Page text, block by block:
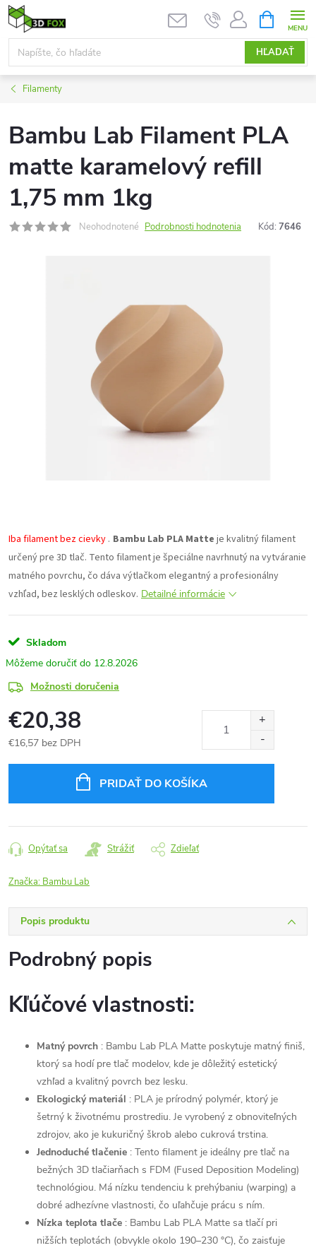
Prejsť
na
obsah
HĽADAŤ
KOŠÍK
Filamenty
Bambu Lab Filament PLA
matte karamelový refill
1,75 mm 1kg
Neohodnotené Podrobnosti hodnotenia Kód: 7646
Iba filament bez cievky . Bambu Lab PLA Matte je kvalitný filament
určený pre 3D tlač. Tento filament je špeciálne navrhnutý na vytváranie
matného povrchu, čo dáva výtlačkom elegantný a profesionálny
vzhľad, bez lesklých odleskov. Detailné informácie
Skladom
12.8.2026
Možnosti doručenia
€20,38
€16,57 bez DPH
PRIDAŤ DO KOŠÍKA
Opýtať sa Strážiť Zdieľať
Značka: Bambu Lab
Popis produktu
Podrobný popis
Kľúčové vlastnosti:
Matný povrch : Bambu Lab PLA Matte poskytuje matný finiš,
ktorý sa hodí pre tlač modelov, kde je dôležitý estetický
vzhľad a kvalitný povrch bez lesku.
Ekologický materiál : PLA je prírodný polymér, ktorý je
šetrný k životnému prostrediu. Je vyrobený z obnoviteľných
zdrojov, ako je kukuričný škrob alebo cukrová trstina.
Jednoduché tlačenie : Tento filament je ideálny pre tlač na
bežných 3D tlačiarňach s FDM (Fused Deposition Modeling)
technológiou. Má nízku tendenciu k prehýbaniu (warping) a
dobré adhezívne vlastnosti, čo uľahčuje prácu s ním.
Nízka teplota tlače : Bambu Lab PLA Matte sa tlačí pri
nižších teplotách (obvykle okolo 190–230 °C), čo zaisťuje